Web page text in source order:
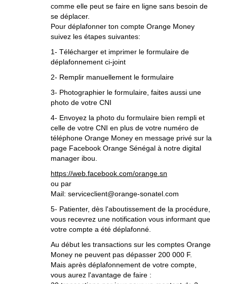
comme elle peut se faire en ligne sans besoin de
se déplacer.
Pour déplafonner ton compte Orange Money
suivez les étapes suivantes:
1- Télécharger et imprimer le formulaire de
déplafonnement ci-joint
2- Remplir manuellement le formulaire
3- Photographier le formulaire, faites aussi une
photo de votre CNI
4- Envoyez la photo du formulaire bien rempli et
celle de votre CNI en plus de votre numéro de
téléphone Orange Money en message privé sur la
page Facebook Orange Sénégal à notre digital
manager ibou.
https://web.facebook.com/orange.sn
ou par
Mail: serviceclient@orange-sonatel.com
5- Patienter, dès l'aboutissement de la procédure,
vous recevrez une notification vous informant que
votre compte a été déplafonné.
Au début les transactions sur les comptes Orange
Money ne peuvent pas dépasser 200 000 F.
Mais après déplafonnement de votre compte,
vous aurez l'avantage de faire :